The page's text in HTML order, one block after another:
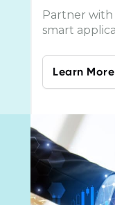
Partner
smart
Learn More